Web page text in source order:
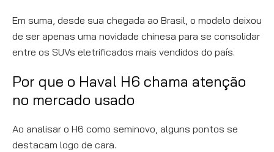
Em suma, desde sua chegada ao Brasil, o modelo deixou
de ser apenas uma novidade chinesa para se consolidar
entre os SUVs eletrificados mais vendidos do país.
Por que o Haval H6 chama atenção
no mercado usado
Ao analisar o H6 como seminovo, alguns pontos se
destacam logo de cara.